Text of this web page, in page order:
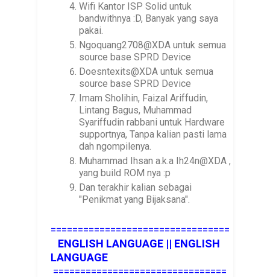
Wifi Kantor ISP Solid untuk
bandwithnya :D, Banyak yang saya
pakai.
Ngoquang2708@XDA untuk semua
source base SPRD Device
Doesntexits@XDA untuk semua
source base SPRD Device
Imam Sholihin, Faizal Ariffudin,
Lintang Bagus, Muhammad
Syariffudin rabbani untuk Hardware
supportnya, Tanpa kalian pasti lama
dah ngompilenya.
Muhammad Ihsan a.k.a Ih24n@XDA ,
yang build ROM nya :p
Dan terakhir kalian sebagai
"Penikmat yang Bijaksana".
=================================
ENGLISH LANGUAGE || ENGLISH
LANGUAGE
================================